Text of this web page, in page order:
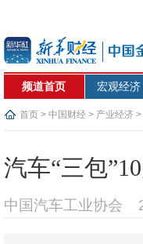
频道首页 宏观经济
首页 > 中国财经 > 产业经济 >
汽车“三包
中国汽车工业协会